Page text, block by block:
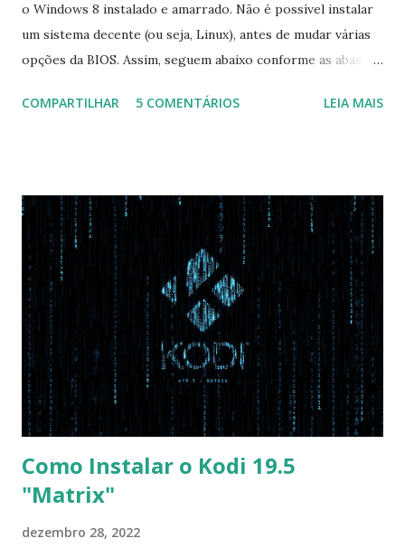
o Windows 8 instalado e amarrado. Não é possível instalar
um sistema decente (ou seja, Linux), antes de mudar várias
opções da BIOS. Assim, seguem abaixo conforme as abas, a
Na inicialização aperte F2 para acessar a BIOS e então faça
com Win, deixe essa opção no Auto ) Set AHCI Mode ->
Disabled USB S3 Wake-up -> Enabled Boot: Secure Boot ->
Disabled OS Mode Selection -> UEFI and CSM OS (Essa
opção garante boot com Win e Linux) Boot > Boot Priority
Order USB HDD: SATA CD: SATA HDD: Essa ordem de boot
vai garantir que ele tente primeiro o boot pela USB, depois
pelo CD e por último no HD. Apenas as opções acima são
as necessá...
COMPARTILHAR 5 COMENTÁRIOS LEIA MAIS
Como Instalar o Kodi 19.5
"Matrix"
dezembro 28, 2022